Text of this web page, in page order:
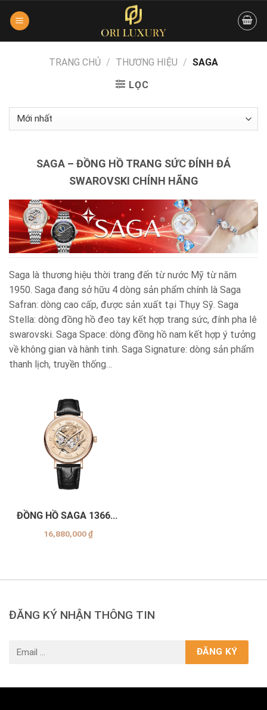
TRANG CHỦ / THƯƠNG HIỆU / SAGA
LỌC
SAGA – ĐỒNG HỒ TRANG SỨC ĐÍNH ĐÁ
SWAROVSKI CHÍNH HÃNG
Saga là thương hiệu thời trang đến từ nước Mỹ từ năm
1950. Saga đang sở hữu 4 dòng sản phẩm chính là Saga
Safran: dòng cao cấp, được sản xuất tại Thụy Sỹ. Saga
Stella: dòng đồng hồ đeo tay kết hợp trang sức, đính pha lê
swarovski. Saga Space: dòng đồng hồ nam kết hợp ý tưởng
về không gian và hành tinh. Saga Signature: dòng sản phẩm
thanh lịch, truyền thống…
ĐỒNG HỒ SAGA 13665-
SVPEBK-3LH
16,880,000₫
ĐĂNG KÝ NHẬN THÔNG TIN